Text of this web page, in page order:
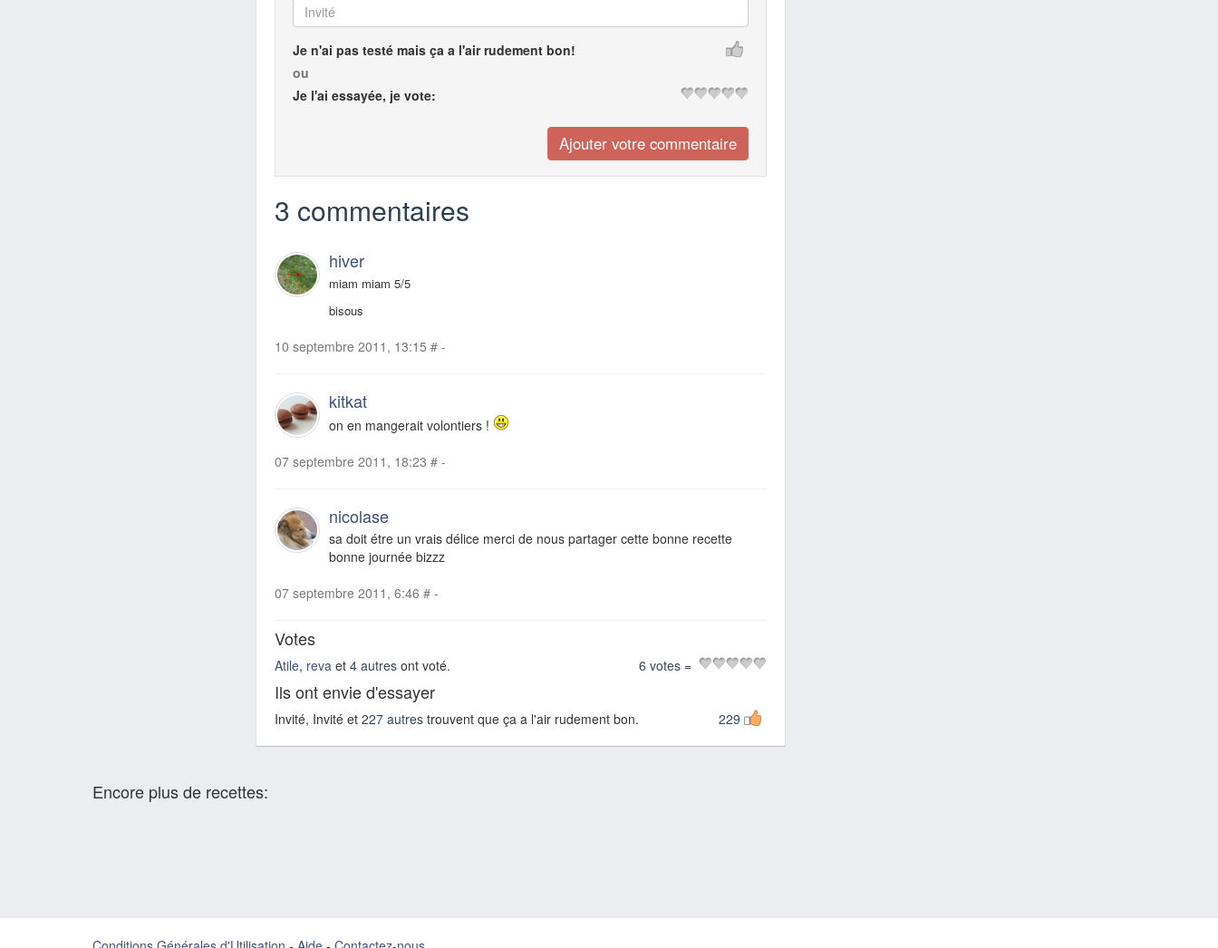
Je n'ai pas testé mais ça a l'air rudement bon!
ou
Je l'ai essayée, je vote:
3 commentaires
hiver
miam miam 5/5
bisous
10 septembre 2011, 13:15 # -
kitkat
on en mangerait volontiers !
07 septembre 2011, 18:23 # -
nicolase
sa doit étre un vrais délice merci de nous partager cette bonne recette
bonne journée bizzz
07 septembre 2011, 6:46 # -
Votes
Atile, reva et 4 autres ont voté. =
6 votes
Ils ont envie d'essayer
229
Invité, Invité et 227 autres trouvent que ça a l'air rudement bon.
Encore plus de recettes: